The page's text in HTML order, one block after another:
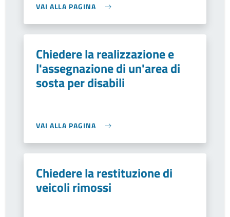
VAI ALLA PAGINA
Chiedere la realizzazione e
l'assegnazione di un'area di
sosta per disabili
VAI ALLA PAGINA
Chiedere la restituzione di
veicoli rimossi